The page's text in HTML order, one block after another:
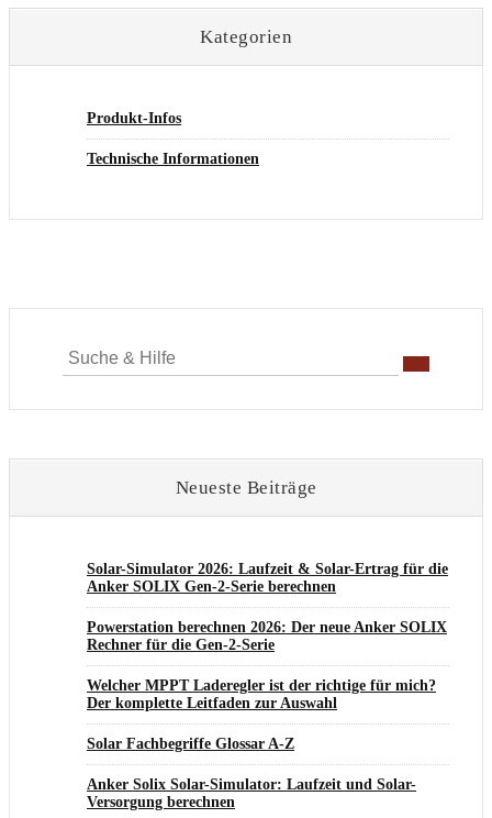
Kategorien
Produkt-Infos
Technische Informationen
Suche
für:
Neueste Beiträge
Solar-Simulator 2026: Laufzeit & Solar-Ertrag für die
Anker SOLIX Gen-2-Serie berechnen
Powerstation berechnen 2026: Der neue Anker SOLIX
Rechner für die Gen-2-Serie
Welcher MPPT Laderegler ist der richtige für mich?
Der komplette Leitfaden zur Auswahl
Solar Fachbegriffe Glossar A-Z
Anker Solix Solar-Simulator: Laufzeit und Solar-
Versorgung berechnen